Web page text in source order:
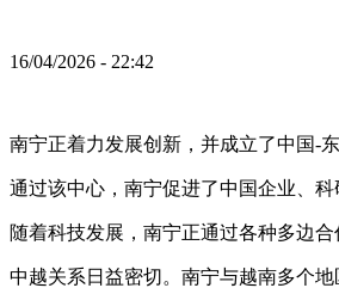
16/04/2026 - 22:42
南宁正着力发展创新，并成立了中国-
通过该中心，南宁促进了中国企业、
随着科技发展，南宁正通过各种多边
中越关系日益密切。南宁与越南多个